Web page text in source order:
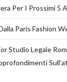
Per I Prossimi 5
Paris Fashion
Studio Legale